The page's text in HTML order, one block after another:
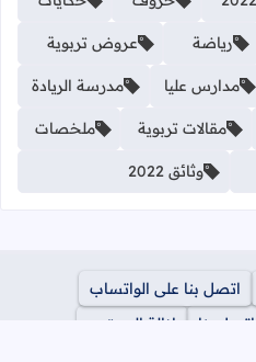
رياضة عروض تربوية
مدارس عليا مدرسة الريادة
مقالات تربوية ملخصات
وثائق 2022
اتصل بنا على الواتساب
اتصل بنا ازالة المحتوى